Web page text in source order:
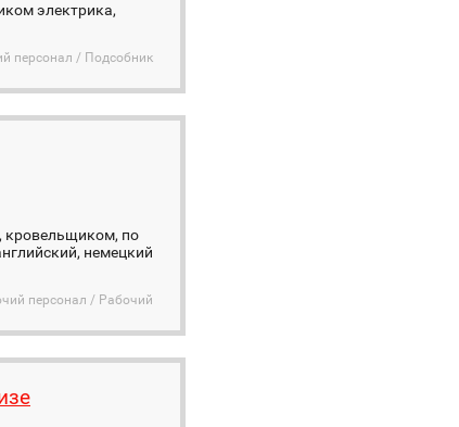
электрика,
персонал / Подсобник
кровельщиком, по
немецкий
персонал / Рабочий